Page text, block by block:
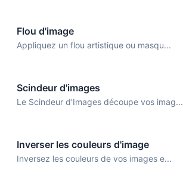
Flou d'image
Appliquez un flou artistique ou masqu...
Scindeur d'images
Le Scindeur d'Images découpe vos imag...
Inverser les couleurs d'image
Inversez les couleurs de vos images e...